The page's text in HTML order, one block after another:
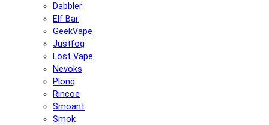
Dabbler
Elf Bar
GeekVape
Justfog
Lost Vape
Nevoks
Plonq
Rincoe
Smoant
Smok